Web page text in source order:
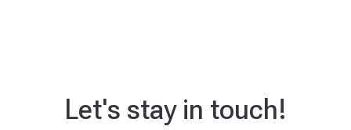
Let's stay in touch!